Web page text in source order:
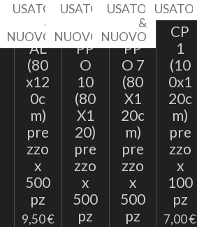
USATO
&
NUOVO
EP
AL
(80
x12
0c
m)
pre
zzo
x
500
pz
9,50 €
USATO
NUOVO
TA
PP
O
10
(80
X1
20)
pre
zzo
x
500
pz
USATO
&
NUOVO
TA
PP
O 7
(80
X1
20c
m)
pre
zzo
x
500
pz
USATO
CP
1
(10
0x1
20c
m)
pre
zzo
x
100
pz
7,00 €